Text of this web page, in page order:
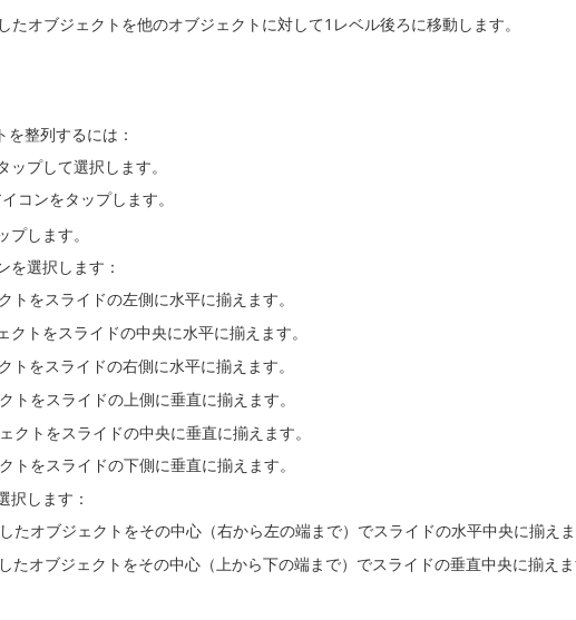
たオブジェクトを他のオブジェクトに対して1レベル後ろに移動します。
整列するには：
プして選択します。
コンをタップします。
プします。
を選択します：
トをスライドの左側に水平に揃えます。
クトをスライドの中央に水平に揃えます。
トをスライドの右側に水平に揃えます。
トをスライドの上側に垂直に揃えます。
クトをスライドの中央に垂直に揃えます。
トをスライドの下側に垂直に揃えます。
択します：
たオブジェクトをその中心（右から左の端まで）でスライドの水平中央に揃えま
たオブジェクトをその中心（上から下の端まで）でスライドの垂直中央に揃えま